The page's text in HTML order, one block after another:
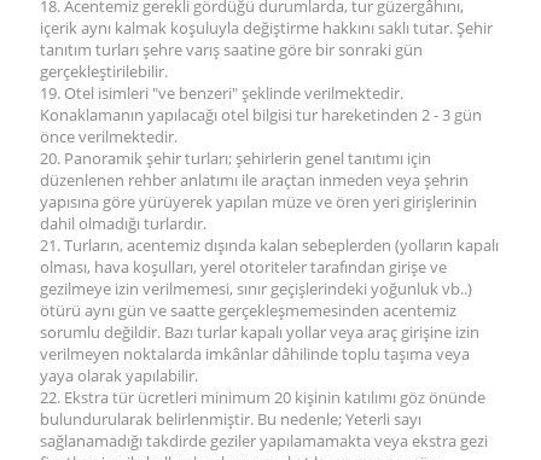
18. Acentemiz gerekli gördüğü durumlarda, tur güzergâhını,
içerik aynı kalmak koşuluyla değiştirme hakkını saklı tutar. Şehir
tanıtım turları şehre varış saatine göre bir sonraki gün
gerçekleştirilebilir.
19. Otel isimleri "ve benzeri" şeklinde verilmektedir.
Konaklamanın yapılacağı otel bilgisi tur hareketinden 2 - 3 gün
önce verilmektedir.
20. Panoramik şehir turları; şehirlerin genel tanıtımı için
düzenlenen rehber anlatımı ile araçtan inmeden veya şehrin
yapısına göre yürüyerek yapılan müze ve ören yeri girişlerinin
dahil olmadığı turlardır.
21. Turların, acentemiz dışında kalan sebeplerden (yolların kapalı
olması, hava koşulları, yerel otoriteler tarafından girişe ve
gezilmeye izin verilmemesi, sınır geçişlerindeki yoğunluk vb..)
ötürü aynı gün ve saatte gerçekleşmemesinden acentemiz
sorumlu değildir. Bazı turlar kapalı yollar veya araç girişine izin
verilmeyen noktalarda imkânlar dâhilinde toplu taşıma veya
yaya olarak yapılabilir.
22. Ekstra tür ücretleri minimum 20 kişinin katılımı göz önünde
bulundurularak belirlenmiştir. Bu nedenle; Yeterli sayı
sağlanamadığı takdirde geziler yapılamamakta veya ekstra gezi